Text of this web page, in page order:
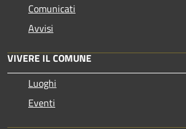
Comunicati
Avvisi
VIVERE IL COMUNE
Luoghi
Eventi